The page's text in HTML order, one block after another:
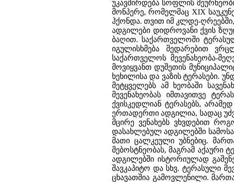
უკავშირდება სოფლის
მონპერე, რომელმაც XIX
ჰქონდა. თვით იმ კლდე-
ადგილები დიდროვანი ქვის
ბაღით. საქართველოში
იგულისხმება შედარებით
საქართველოს მევენახეობა-
მოვიყვანთ დუშეთის
ხეხილისა და ვაზის ტერასები.
მეტყველებს ამ ხეობაში
მევენახეობას იმთავითვე
ქვისკედლიან ტერასებს,
ერთადერთი ადგილია, სადაც
მცირე ვენახებს ვხვდებით
დასახლებულ ადგილებში
მათი ცალკეული უბნებიც.
მებოსტნეობას, მაგრამ აქაური
ადგილებში ისტორიულად
შავკაპიტო და სხვ. ტერასული
ცხავათშია გამოვლენილი.